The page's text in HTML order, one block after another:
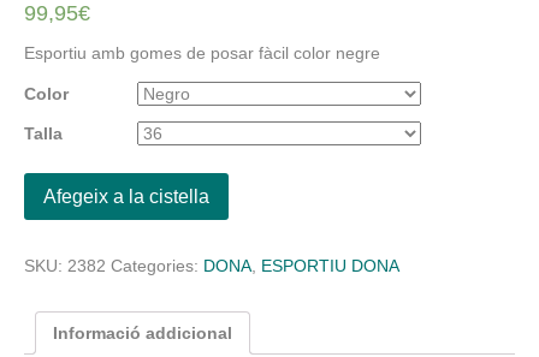
99,95€
Esportiu amb gomes de posar fàcil color negre
Color
Talla
Afegeix a la cistella
SKU: 2382 Categories: DONA ESPORTIU DONA
Informació addicional